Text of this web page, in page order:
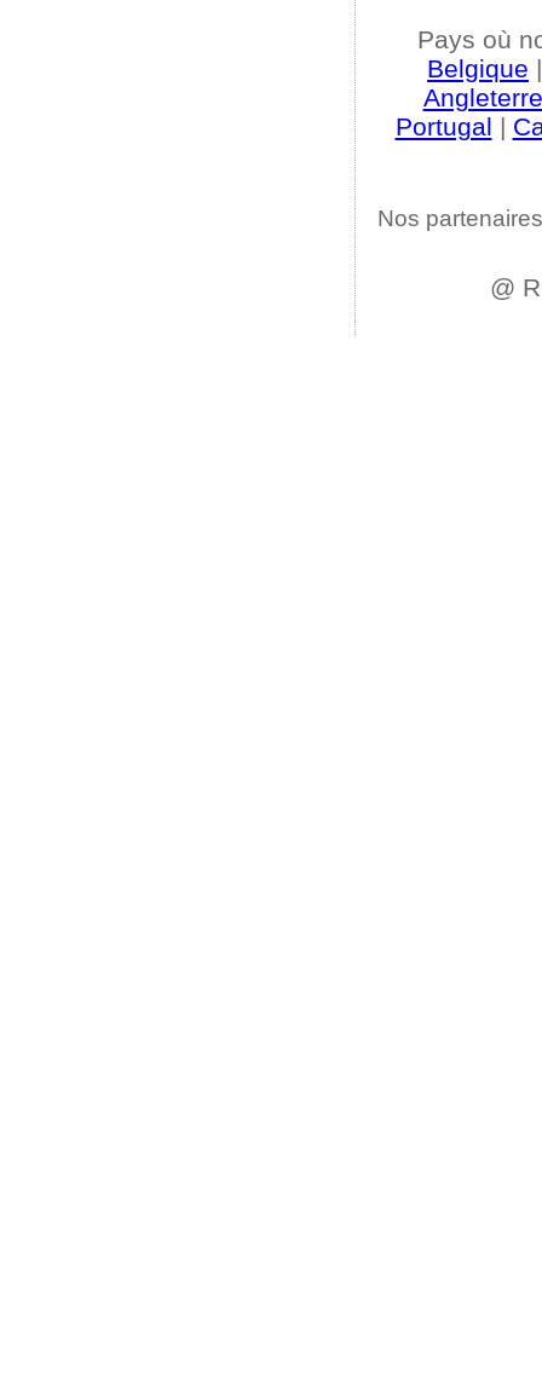
Pays où
Belgique
Angleterre
Portugal |
Nos
@